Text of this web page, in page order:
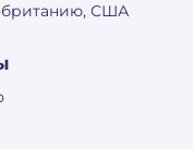
США